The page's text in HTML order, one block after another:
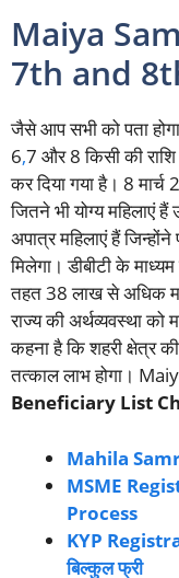
Maiya
7th and
जैसे आप सभी को पता
6,7 और 8 किसी की
कर दिया गया है। 8
जितने भी योग्य महिलाएं हैं
अपात्र महिलाएं हैं
मिलेगा। डीबीटी के
तहत 38 लाख से अधिक
राज्य की अर्थव्यवस्था
कहना है कि शहरी क्षेत्र
तत्काल लाभ होगा।
Beneficiary List
Mahila
MSME
Process
KYP
बिल्कुल फ्री